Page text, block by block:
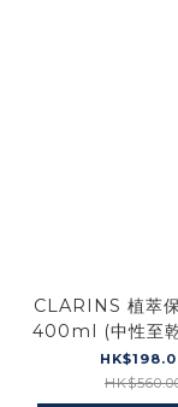
CLARINS 植萃
400ml (中性至乾
進口)